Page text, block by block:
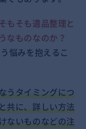
そもそも遺品整理と
なものなのか？
悩みを抱えるこ
うタイミングにつ
共に、詳しい方法
ないものなどの注